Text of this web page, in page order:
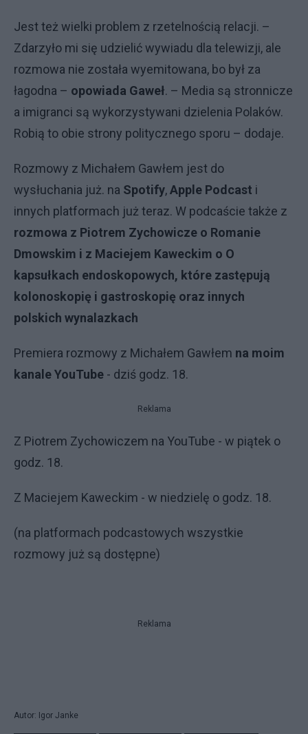
Jest też wielki problem z rzetelnością relacji. –
Zdarzyło mi się udzielić wywiadu dla telewizji, ale
rozmowa nie została wyemitowana, bo był za
łagodna – opowiada Gaweł. – Media są stronnicze
a imigranci są wykorzystywani dzielenia Polaków.
Robią to obie strony politycznego sporu – dodaje.
Rozmowy z Michałem Gawłem jest do
wysłuchania już. na Spotify,Apple Podcast i
innych platformach już teraz. W podcaście także z
rozmowa z Piotrem Zychowicze o Romanie
Dmowskim i z Maciejem Kaweckim o O
kapsułkach endoskopowych, które zastępują
kolonoskopię i gastroskopię oraz innych
polskich wynalazkach
Premiera rozmowy z Michałem Gawłem na moim
kanale YouTube - dziś godz. 18.
Reklama
Z Piotrem Zychowiczem na YouTube - w piątek o
godz. 18.
Z Maciejem Kaweckim - w niedzielę o godz. 18.
(na platformach podcastowych wszystkie
rozmowy już są dostępne)
Reklama
Autor: Igor Janke